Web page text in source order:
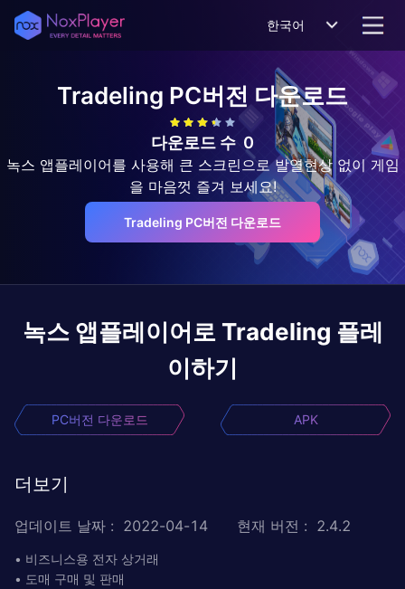
한국어
Tradeling PC버전 다운로드
다운로드 수 0
녹스 앱플레이어를 사용해 큰 스크린으로 발열현상 없이 게임
을 마음껏 즐겨 보세요!
Tradeling PC버전 다운로드
녹스 앱플레이어로 Tradeling 플레
이하기
PC버전 다운로드 APK
더보기
업데이트 날짜 : 2022-04-14 현재 버전 : 2.4.2
• 비즈니스용 전자 상거래
• 도매 구매 및 판매